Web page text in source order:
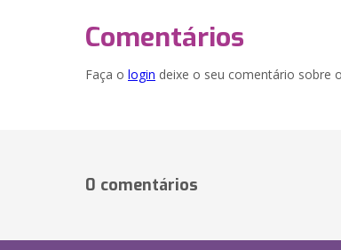
Comentários
Faça o login deixe o seu comentário sobre
0 comentários